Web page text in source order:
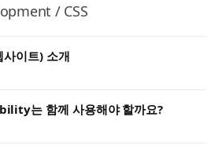
/ CSS
사이트) 소개
는 함께 사용해야 할까요?